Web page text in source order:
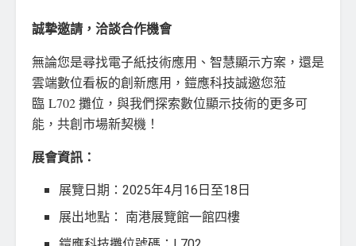
誠摯邀請，洽談合作機會
無論您是尋找電子紙技術應用、智慧顯示方案，還是
雲端數位看板的創新應用，鎧應科技誠邀您蒞
臨 L702 攤位，與我們探索數位顯示技術的更多可
能，共創市場新契機！
展會資訊：
展覽日期：2025年4月16日至18日
展出地點： 南港展覽館一館四樓